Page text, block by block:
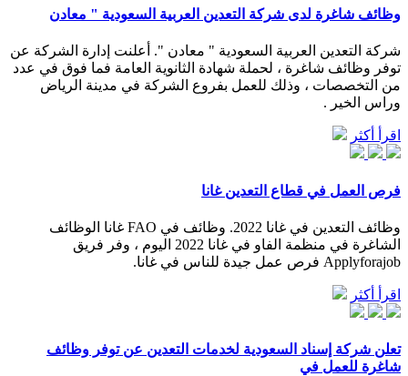
وظائف شاغرة لدى شركة التعدين العربية السعودية " معادن
شركة التعدين العربية السعودية " معادن ". أعلنت إدارة الشركة عن
توفر وظائف شاغرة ، لحملة شهادة الثانوية العامة فما فوق في عدد
من التخصصات ، وذلك للعمل بفروع الشركة في مدينة الرياض
وراس الخير .
اقرأ أكثر
فرص العمل في قطاع التعدين غانا
وظائف التعدين في غانا 2022. وظائف في FAO غانا الوظائف
الشاغرة في منظمة الفاو في غانا 2022 اليوم ، وفر فريق
Applyforajob فرص عمل جيدة للناس في غانا.
اقرأ أكثر
تعلن شركة إسناد السعودية لخدمات التعدين عن توفر وظائف
شاغرة للعمل في